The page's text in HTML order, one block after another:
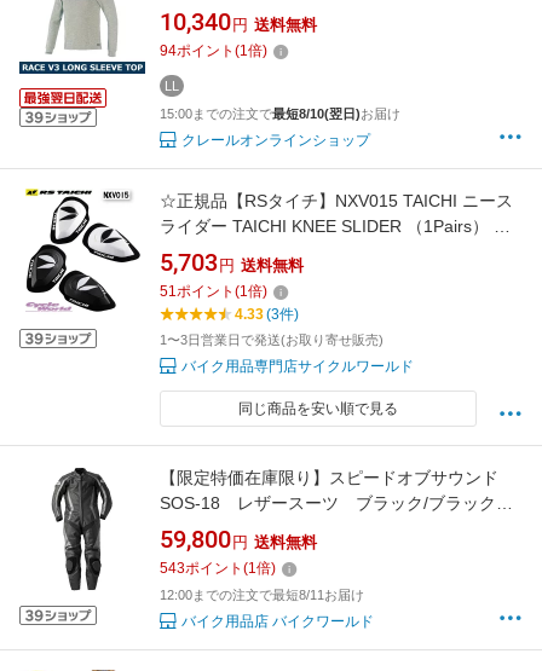
RACE V3 LONG SLEEVE TOP 4754020-11
GRAY ユニセックス 女性 男性 FIA公式 FIA公認
レース alpinestars 【 FIA8856-2018公認 】
10,340 円 送料無料
94ポイント (1倍)
LL
15:00までの注文で最短8/10(翌日)お届け
クレールオンラインショップ
☆正規品【RSタイチ】NXV015 TAICHI ニース
ライダー TAICHI KNEE SLIDER （1Pairs） レ
ース用 セットアップ パンツ アールエスタイ
チ RSTAICHI レーシングスーツ 皮つなぎ
レーシングスーツ レザースーツ【バイク用
5,703 円 送料無料
51ポイント (1倍)
4.33(3件)
1〜3日営業日で発送(お取り寄せ販売)
バイク用品専門店サイクルワールド
同じ商品を安い順で見る
【限定特価在庫限り】スピードオブサウンド
SOS-18 レザースーツ ブラック/ブラック
（バイク用レザースーツ/革ツナギ/ワンピー
ス）サーキット/ミニバイク）
59,800 円 送料無料
543ポイント (1倍)
12:00までの注文で最短8/11お届け
バイク用品店 バイクワールド